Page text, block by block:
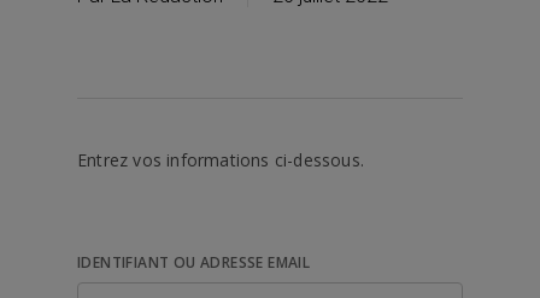
Entrez vos informations ci-dessous.
IDENTIFIANT OU ADRESSE EMAIL